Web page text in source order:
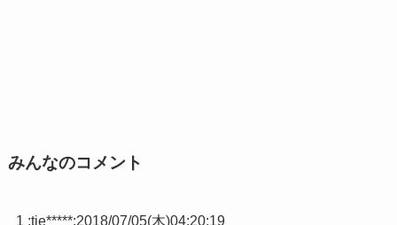
みんなのコメント
1 :tie*****:2018/07/05(木)04:20:19